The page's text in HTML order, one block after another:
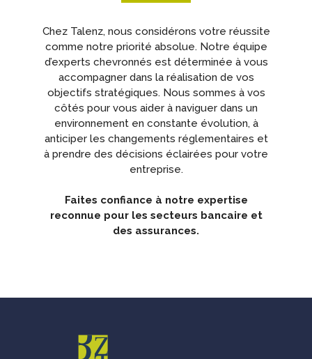
Chez Talenz, nous considérons votre réussite
comme notre priorité absolue. Notre équipe
d’experts chevronnés est déterminée à vous
accompagner dans la réalisation de vos
objectifs stratégiques. Nous sommes à vos
côtés pour vous aider à naviguer dans un
environnement en constante évolution, à
anticiper les changements réglementaires et
à prendre des décisions éclairées pour votre
entreprise.
Faites confiance à notre expertise
reconnue pour les secteurs bancaire et
des assurances.